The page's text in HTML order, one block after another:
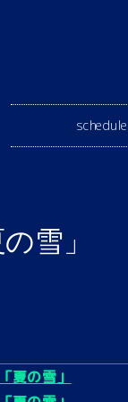
schedule
雪」
夏の雪」